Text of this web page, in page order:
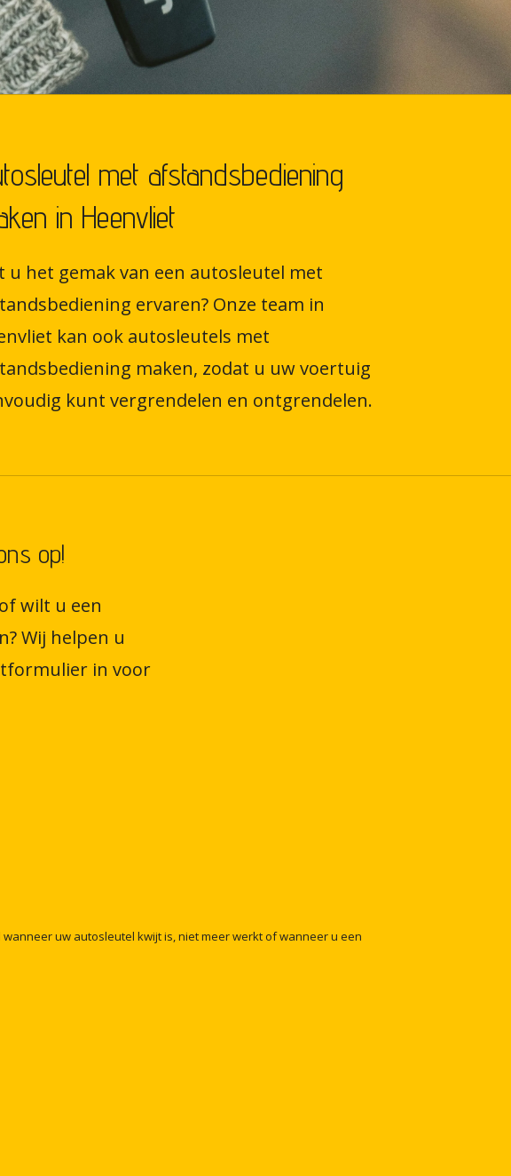
met afstandsbediening
in Heenvliet
u het gemak van een autosleutel met
ervaren? Onze team in
kan ook autosleutels met
maken, zodat u uw voertuig
kunt vergrendelen en ontgrendelen.
op!
wilt u een
Wij helpen u
in voor
wanneeruw autosleutel kwijtis,nietmeerwerktofwanneeru een